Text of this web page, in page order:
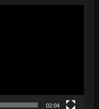
02:04